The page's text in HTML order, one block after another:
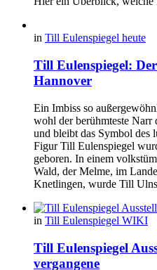
in Till Eulenspiegel heute
Till Eulenspiegel:
Hannover
Ein Imbiss so
wohl der berühmteste Narr
und bleibt das Symbol des
Figur Till Eulenspiegel
geboren. In einem
Wald, der Melme, im
Knetlingen, wurde Till
in Till Eulenspiegel WIKI
Till Eulenspiegel
vergangene